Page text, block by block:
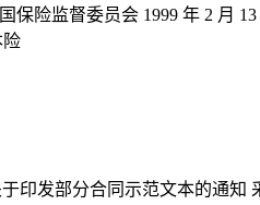
险监督委员会 1999 年 2 月
印发部分合同示范文本的通